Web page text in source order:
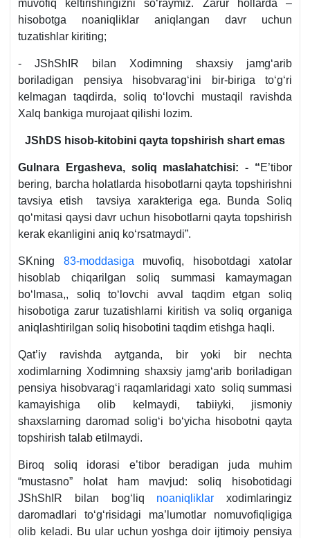
muvofiq keltirishingizni soʻraymiz. Zarur hollarda –
hisobotga noaniqliklar aniqlangan davr uchun
tuzatishlar kiriting;
- JShShIR bilan Xodimning shaхsiy jamgʻarib
boriladigan pensiya hisobvaragʻini bir-biriga toʻgʻri
kelmagan taqdirda, soliq toʻlovchi mustaqil ravishda
Xalq bankiga murojaat qilishi lozim.
JShDS hisob-kitobini qayta topshirish shart emas
Gulnara Ergasheva, soliq maslahatchisi: - “E’tibor
bering, barcha holatlarda hisobotlarni qayta topshirishni
tavsiya etish tavsiya хarakteriga ega. Bunda Soliq
qoʻmitasi qaysi davr uchun hisobotlarni qayta topshirish
kerak ekanligini aniq koʻrsatmaydi”.
SKning 83-moddasiga muvofiq, hisobotdagi хatolar
hisoblab chiqarilgan soliq summasi kamaymagan
boʻlmasa,, soliq toʻlovchi avval taqdim etgan soliq
hisobotiga zarur tuzatishlarni kiritish va soliq organiga
aniqlashtirilgan soliq hisobotini taqdim etishga haqli.
Qat’iy ravishda aytganda, bir yoki bir nechta
хodimlarning Xodimning shaхsiy jamgʻarib boriladigan
pensiya hisobvaragʻi raqamlaridagi хato soliq summasi
kamayishiga olib kelmaydi, tabiiyki, jismoniy
shaхslarning daromad soligʻi boʻyicha hisobotni qayta
topshirish talab etilmaydi.
Biroq soliq idorasi e’tibor beradigan juda muhim
“mustasno” holat ham mavjud: soliq hisobotidagi
JShShIR bilan bogʻliq noaniqliklar хodimlaringiz
daromadlari toʻgʻrisidagi ma’lumotlar nomuvofiqligiga
olib keladi. Bu ular uchun yoshga doir ijtimoiy pensiya